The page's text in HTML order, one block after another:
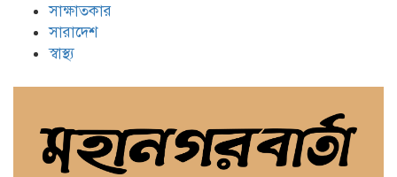
সাক্ষাতকার
সারাদেশ
স্বাস্থ্য